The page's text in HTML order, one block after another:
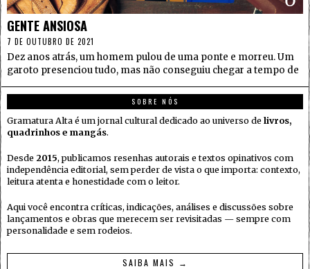
GENTE ANSIOSA
7 DE OUTUBRO DE 2021
Dez anos atrás, um homem pulou de uma ponte e morreu. Um
garoto presenciou tudo, mas não conseguiu chegar a tempo de
SOBRE NÓS
Gramatura Alta é um jornal cultural dedicado ao universo de livros,
quadrinhos e mangás.
Desde 2015, publicamos resenhas autorais e textos opinativos com
independência editorial, sem perder de vista o que importa: contexto,
leitura atenta e honestidade com o leitor.
Aqui você encontra críticas, indicações, análises e discussões sobre
lançamentos e obras que merecem ser revisitadas — sempre com
personalidade e sem rodeios.
SAIBA MAIS →